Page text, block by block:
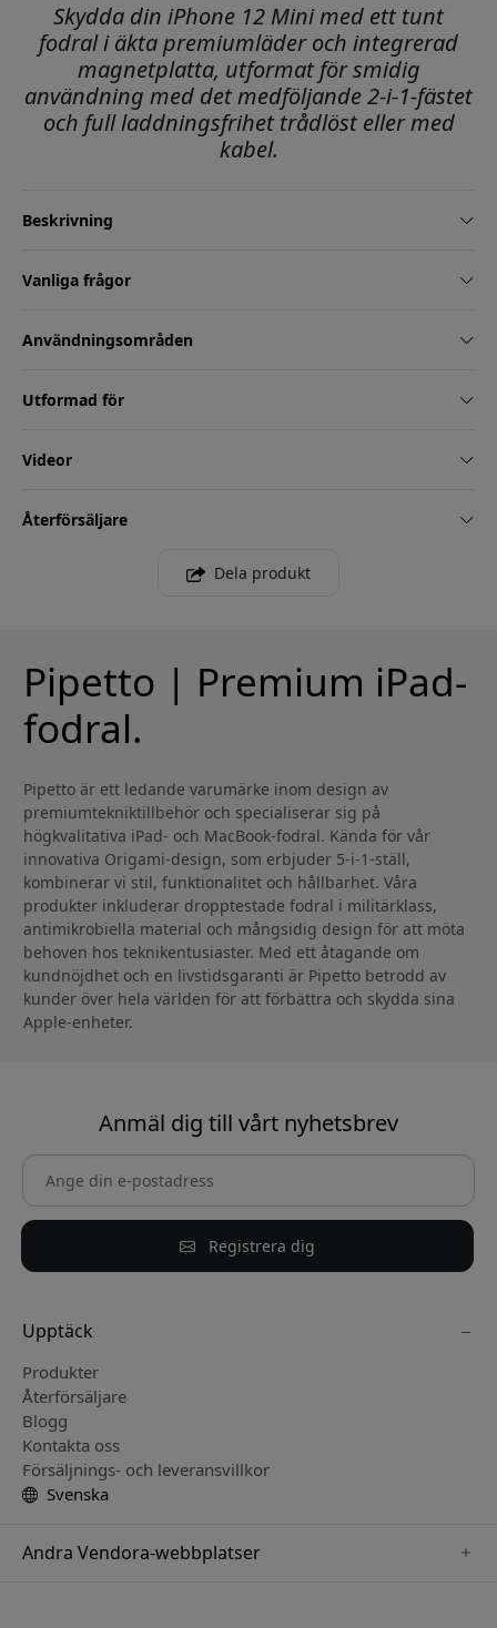
Skydda din iPhone 12 Mini med ett tunt
fodral i äkta premiumläder och integrerad
magnetplatta, utformat för smidig
användning med det medföljande 2-i-1-fästet
och full laddningsfrihet trådlöst eller med
kabel.
Beskrivning
Vanliga frågor
Användningsområden
Utformad för
Videor
Återförsäljare
Dela produkt
Pipetto | Premium iPad-
fodral.
Pipetto är ett ledande varumärke inom design av
premiumtekniktillbehör och specialiserar sig på
högkvalitativa iPad- och MacBook-fodral. Kända för vår
innovativa Origami-design, som erbjuder 5-i-1-ställ,
kombinerar vi stil, funktionalitet och hållbarhet. Våra
produkter inkluderar dropptestade fodral i militärklass,
antimikrobiella material och mångsidig design för att möta
behoven hos teknikentusiaster. Med ett åtagande om
kundnöjdhet och en livstidsgaranti är Pipetto betrodd av
kunder över hela världen för att förbättra och skydda sina
Apple-enheter.
Anmäl dig till vårt nyhetsbrev
Registrera dig
Upptäck
Produkter
Återförsäljare
Blogg
Kontakta oss
Försäljnings- och leveransvillkor
Svenska
Andra Vendora-webbplatser